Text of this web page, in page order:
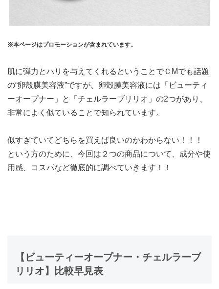
※本ページはプロモーションが含まれています。
肌に弾力とハリを与えてくれるということでＣMでも話題
の“卵殻膜美容液”ですが、卵殻膜美容液には「ビューティ
ーオープナー」と「チェルラーブリリオ」の2つがあり、
非常によく似ていることで知られています。
似すぎていてどちらを買えば良いのかわからない！！！
という方のために、今回は２つの商品について、成分や使
用感、コスパなど徹底的に調べていきます！！
【ビューティーオープナー・チェルラーブ
リリオ】比較早見表